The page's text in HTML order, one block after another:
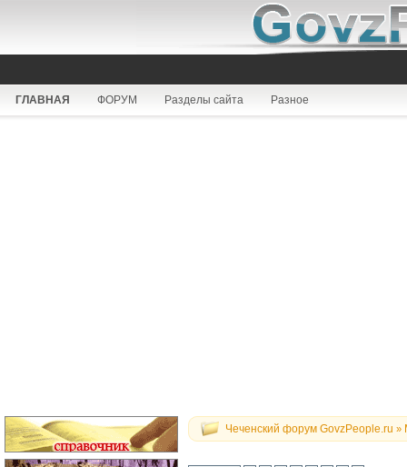
ГЛАВНАЯ ФОРУМ Разделы сайта Разное
Чеченский форум GovzPeople.ru »